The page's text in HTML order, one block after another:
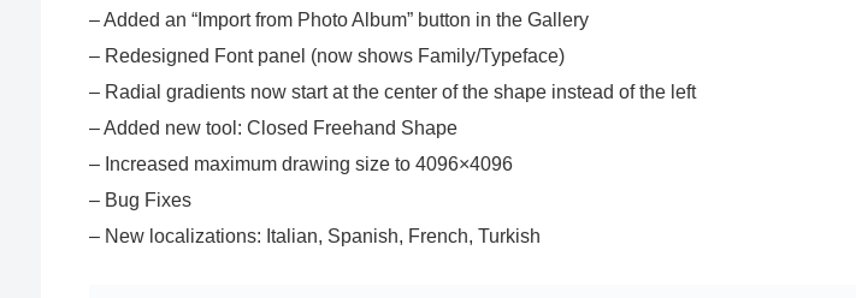
– Added an “Import from Photo Album” button in the Gallery
– Redesigned Font panel (now shows Family/Typeface)
– Radial gradients now start at the center of the shape instead of the left
– Added new tool: Closed Freehand Shape
– Increased maximum drawing size to 4096×4096
– Bug Fixes
– New localizations: Italian, Spanish, French, Turkish